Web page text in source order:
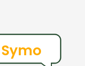
Symo